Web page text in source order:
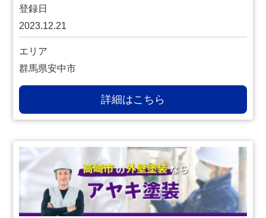
登録日
2023.12.21
エリア
群馬県安中市
詳細はこちら